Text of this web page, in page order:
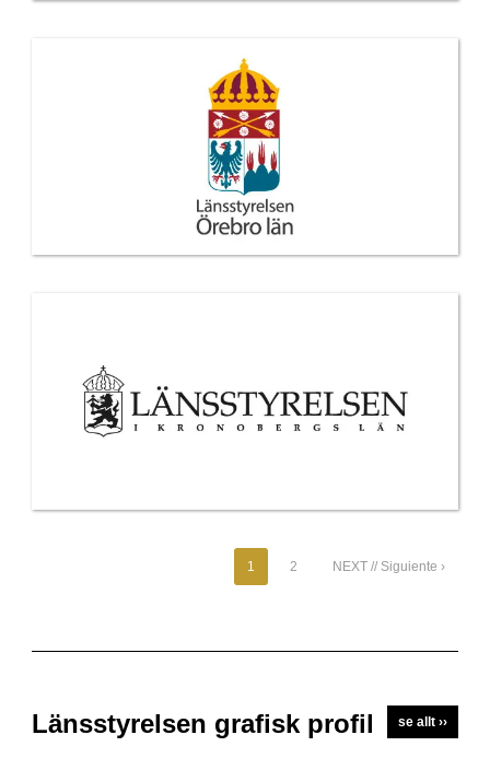
1 2 NEXT // Siguiente ›
Länsstyrelsen grafisk profil se allt ››